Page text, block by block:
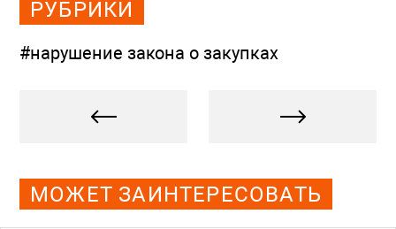
РУБРИКИ
#нарушение закона о закупках
МОЖЕТ ЗАИНТЕРЕСОВАТЬ